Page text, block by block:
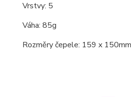
Vrstvy: 5
Váha: 85g
Rozměry čepele: 159 x 150mm